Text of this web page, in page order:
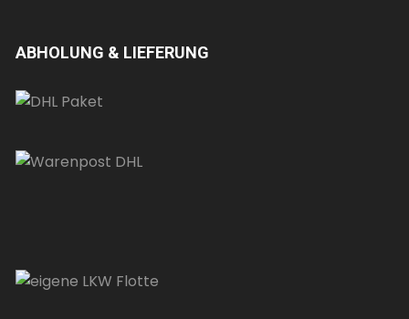
ABHOLUNG & LIEFERUNG